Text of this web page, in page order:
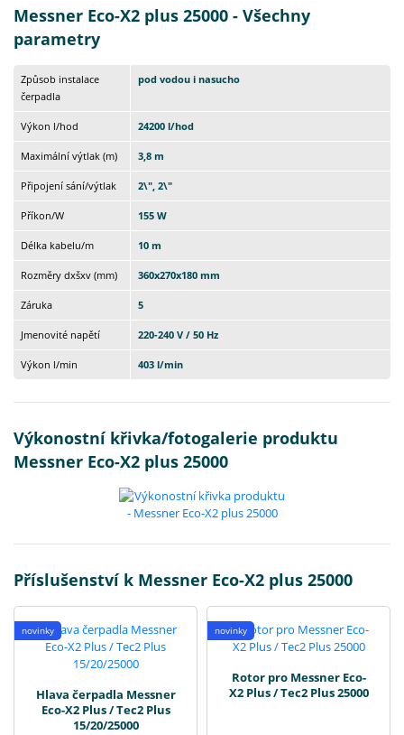
Messner Eco-X2 plus 25000 - Všechny
parametry
Způsob instalace
čerpadla
pod vodou i nasucho
Výkon l/hod 24200 l/hod
Maximální výtlak (m) 3,8 m
Připojení sání/výtlak 2\", 2\"
Příkon/W 155 W
Délka kabelu/m 10 m
Rozměry dxšxv (mm) 360x270x180 mm
Záruka 5
Jmenovité napětí 220-240 V / 50 Hz
Výkon l/min 403 l/min
Výkonostní křivka/fotogalerie produktu
Messner Eco-X2 plus 25000
Příslušenství k Messner Eco-X2 plus 25000
novinky
Hlava čerpadla Messner
Eco-X2 Plus / Tec2 Plus
15/20/25000
novinky
Rotor pro Messner Eco-
X2 Plus / Tec2 Plus 25000